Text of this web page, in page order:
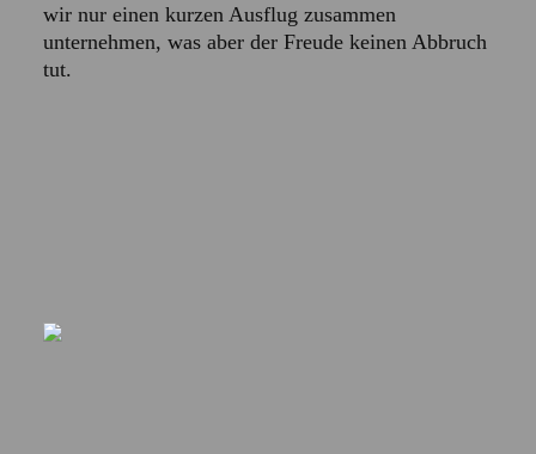
wir nur einen kurzen Ausflug zusammen
unternehmen, was aber der Freude keinen Abbruch
tut.